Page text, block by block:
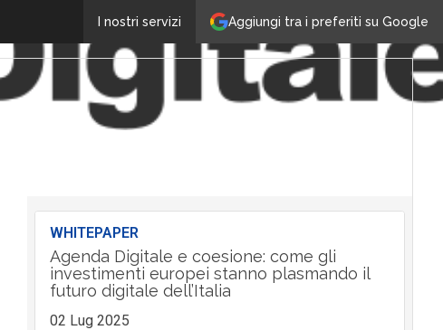
Aggiungi tra i preferiti su Google
I nostri servizi
WHITEPAPER
Agenda Digitale e coesione: come gli
investimenti europei stanno plasmando il
futuro digitale dell’Italia
02 Lug 2025